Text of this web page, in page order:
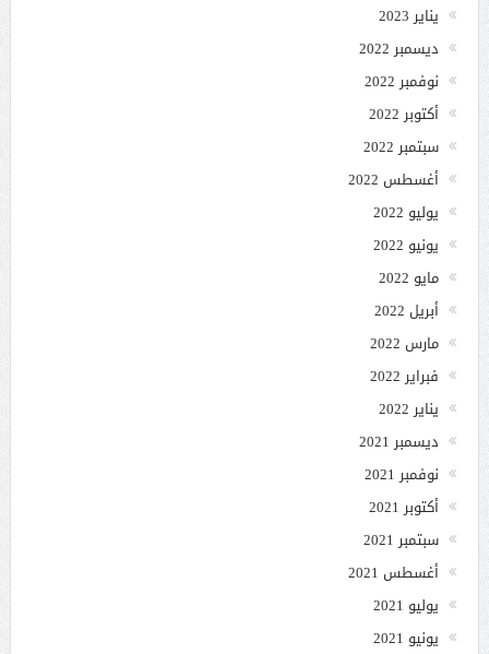
يناير 2023
ديسمبر 2022
نوفمبر 2022
أكتوبر 2022
سبتمبر 2022
أغسطس 2022
يوليو 2022
يونيو 2022
مايو 2022
أبريل 2022
مارس 2022
فبراير 2022
يناير 2022
ديسمبر 2021
نوفمبر 2021
أكتوبر 2021
سبتمبر 2021
أغسطس 2021
يوليو 2021
يونيو 2021